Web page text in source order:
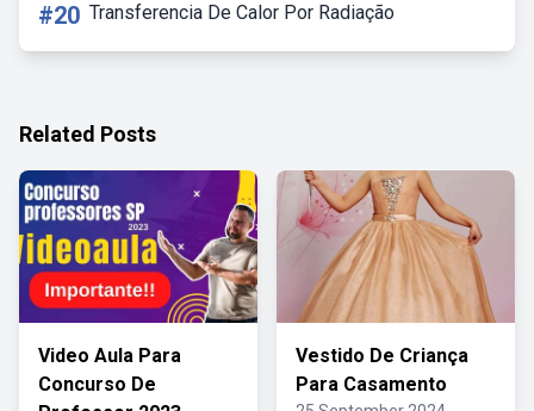
#20 Transferencia De Calor Por Radiação
Related Posts
Video Aula Para
Concurso De
Vestido De Criança
Para Casamento